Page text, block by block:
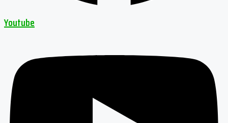
Youtube